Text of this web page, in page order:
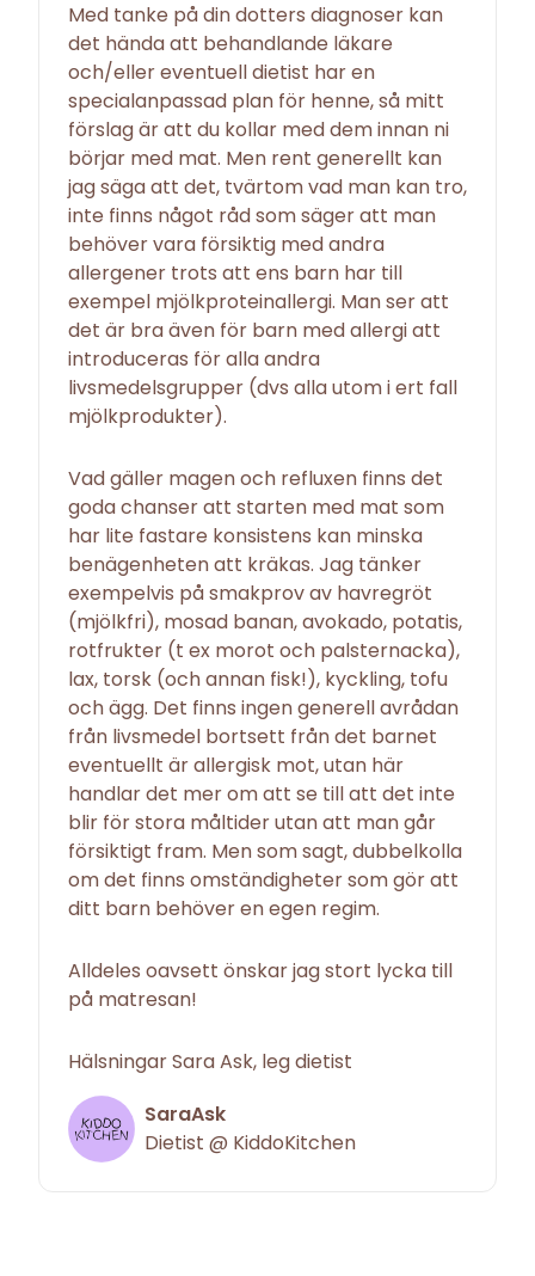
Med tanke på din dotters diagnoser kan
det hända att behandlande läkare
och/eller eventuell dietist har en
specialanpassad plan för henne, så mitt
förslag är att du kollar med dem innan ni
börjar med mat. Men rent generellt kan
jag säga att det, tvärtom vad man kan tro,
inte finns något råd som säger att man
behöver vara försiktig med andra
allergener trots att ens barn har till
exempel mjölkproteinallergi. Man ser att
det är bra även för barn med allergi att
introduceras för alla andra
livsmedelsgrupper (dvs alla utom i ert fall
mjölkprodukter).
Vad gäller magen och refluxen finns det
goda chanser att starten med mat som
har lite fastare konsistens kan minska
benägenheten att kräkas. Jag tänker
exempelvis på smakprov av havregröt
(mjölkfri), mosad banan, avokado, potatis,
rotfrukter (t ex morot och palsternacka),
lax, torsk (och annan fisk!), kyckling, tofu
och ägg. Det finns ingen generell avrådan
från livsmedel bortsett från det barnet
eventuellt är allergisk mot, utan här
handlar det mer om att se till att det inte
blir för stora måltider utan att man går
försiktigt fram. Men som sagt, dubbelkolla
om det finns omständigheter som gör att
ditt barn behöver en egen regim.
Alldeles oavsett önskar jag stort lycka till
på matresan!
Hälsningar Sara Ask, leg dietist
SaraAsk
Dietist @ KiddoKitchen